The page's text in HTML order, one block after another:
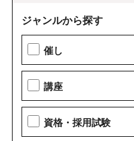
ジャンルから探す
催し
講座
資格・採用試験